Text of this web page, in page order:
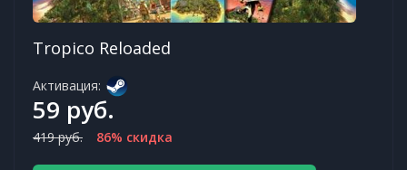
Tropico Reloaded
Активация:
59 руб.
419 руб. 86% скидка